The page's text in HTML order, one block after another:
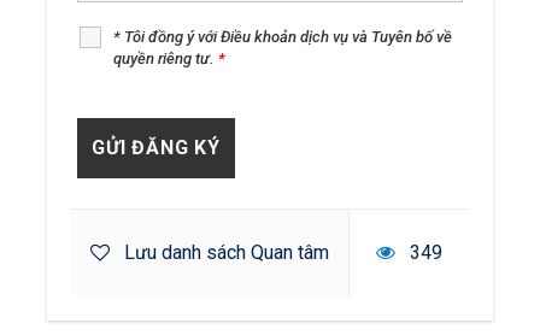
* Tôi đồng ý với Điều khoản dịch vụ và Tuyên bố về
quyền riêng tư. *
Lưu danh sách Quan tâm 349